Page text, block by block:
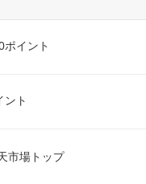
イント
ント
市場トップ